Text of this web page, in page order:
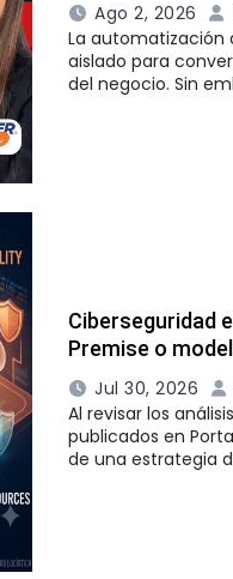
Ago 2, 2026
La automatización
aislado para
del negocio. Sin
Ciberseguridad
Premise o
Jul 30, 2026
Al revisar los
publicados en
de una estrategia